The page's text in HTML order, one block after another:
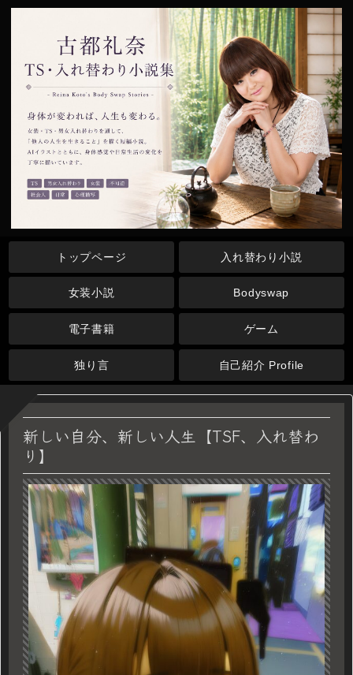
トップページ 入れ替わり小説
女装小説 Bodyswap
電子書籍 ゲーム
独り言 自己紹介 Profile
新しい自分、新しい人生【TSF、入れ替わ
り】